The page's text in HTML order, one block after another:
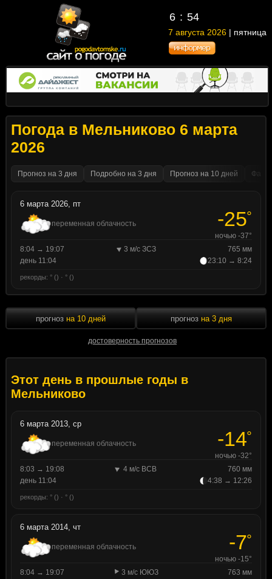
6 : 54
7 августа 2026 | пятница
Погода в Мельниково 6 марта
2026
Прогноз на 3 дня Подробно на 3 дня Прогноз на 10 дней
6 марта 2026, пт
переменная облачность -25°
ночью -37°
8:04 → 19:07
3 м/с ЗСЗ
765 мм
день 11:04
23:10 → 8:24
рекорды: ° () · ° ()
прогноз на 10 дней
достоверность прогнозов
прогноз на 3 дня
Этот день в прошлые годы в
Мельниково
6 марта 2013, ср
переменная облачность -14°
ночью -32°
8:03 → 19:08
4 м/с ВСВ
760 мм
день 11:04
4:38 → 12:26
рекорды: ° () · ° ()
6 марта 2014, чт
переменная облачность -7°
ночью -15°
8:04 → 19:07
3 м/с ЮЮЗ
763 мм